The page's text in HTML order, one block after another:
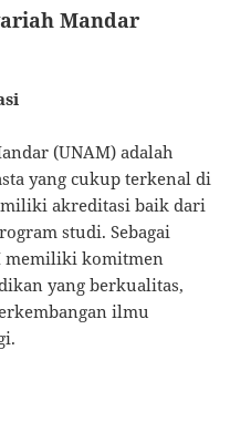
Mandar
(UNAM) adalah
yang cukup terkenal di
akreditasi baik dari
studi. Sebagai
memiliki komitmen
yang berkualitas,
ilmu